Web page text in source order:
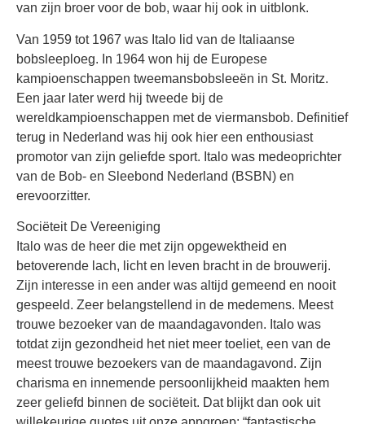
van zijn broer voor de bob, waar hij ook in uitblonk.
Van 1959 tot 1967 was Italo lid van de Italiaanse
bobsleeploeg. In 1964 won hij de Europese
kampioenschappen tweemansbobsleeën in St. Moritz.
Een jaar later werd hij tweede bij de
wereldkampioenschappen met de viermansbob. Definitief
terug in Nederland was hij ook hier een enthousiast
promotor van zijn geliefde sport. Italo was medeoprichter
van de Bob- en Sleebond Nederland (BSBN) en
erevoorzitter.
Sociëteit De Vereeniging
Italo was de heer die met zijn opgewektheid en
betoverende lach, licht en leven bracht in de brouwerij.
Zijn interesse in een ander was altijd gemeend en nooit
gespeeld. Zeer belangstellend in de medemens. Meest
trouwe bezoeker van de maandagavonden. Italo was
totdat zijn gezondheid het niet meer toeliet, een van de
meest trouwe bezoekers van de maandagavond. Zijn
charisma en innemende persoonlijkheid maakten hem
zeer geliefd binnen de sociëteit. Dat blijkt dan ook uit